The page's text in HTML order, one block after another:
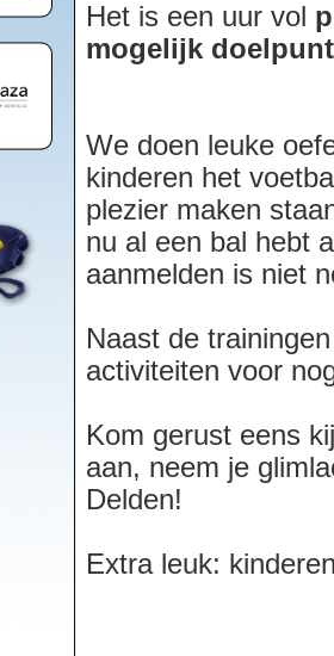
Het is een uur vol
mogelijk
We doen leuke
kinderen het
plezier maken
nu al een bal hebt
aanmelden is niet
Naast de
activiteiten voor
Kom gerust eens
aan, neem je
Delden!
Extra leuk: